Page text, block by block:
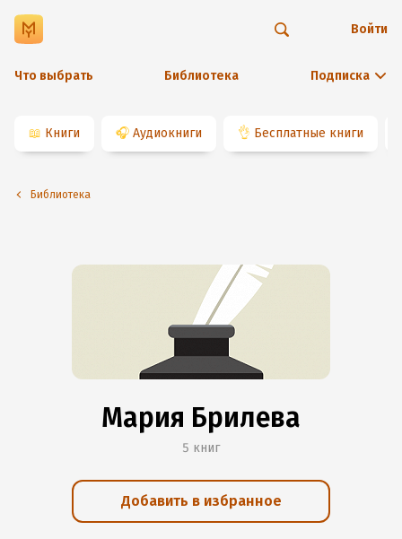
Что выбрать Библиотека Подписка
Войти
📖 Книги 🎧 Аудиокниги 👌 Бесплатные книги
Библиотека
Мария Брилева
5 книг
Добавить в избранное